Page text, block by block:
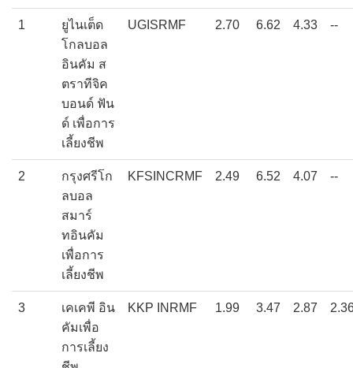
1
ยูไนเต็ด
โกลบอล
อินคัม ส
ตราทีจิค
บอนด์ ฟัน
ด์ เพื่อการ
เลี้ยงชีพ
UGISRMF 2.70 6.62 4.33 --
2
กรุงศรีโก
ลบอล
สมาร์
ทอินคัม
เพื่อการ
เลี้ยงชีพ
KFSINCRMF 2.49 6.52 4.07 --
3
เคเคพี อิน
คัมเพื่อ
การเลี้ยง
KKP INRMF 1.99 3.47 2.87